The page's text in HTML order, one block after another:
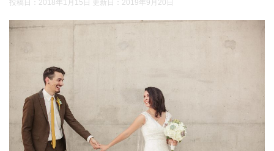
投稿日：2018年1月15日 更新日： 2019年9月20日